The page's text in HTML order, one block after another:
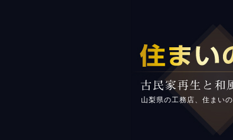
山梨県の工務店、住まい